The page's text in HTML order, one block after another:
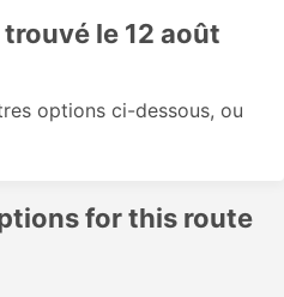
le 12 août
options ci-dessous, ou
for this route